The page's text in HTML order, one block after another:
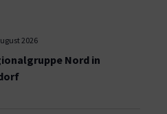
2026
Nord in